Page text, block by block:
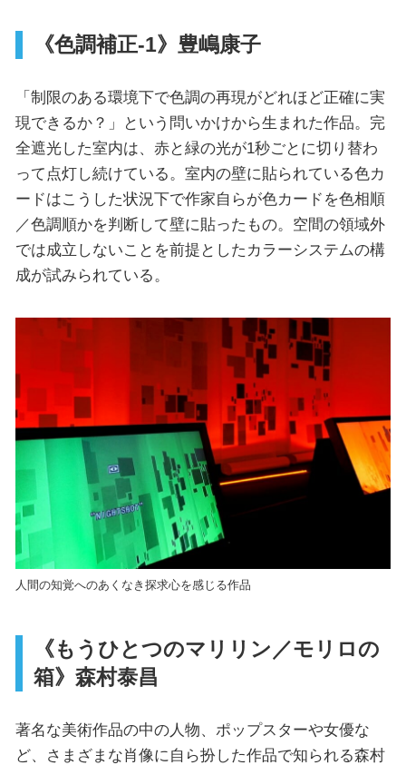
《色調補正-1》豊嶋康子
「制限のある環境下で色調の再現がどれほど正確に実
現できるか？」という問いかけから生まれた作品。完
全遮光した室内は、赤と緑の光が1秒ごとに切り替わ
って点灯し続けている。室内の壁に貼られている色カ
ードはこうした状況下で作家自らが色カードを色相順
／色調順かを判断して壁に貼ったもの。空間の領域外
では成立しないことを前提としたカラーシステムの構
成が試みられている。
人間の知覚へのあくなき探求心を感じる作品
《もうひとつのマリリン／モリロの
箱》森村泰昌
著名な美術作品の中の人物、ポップスターや女優な
ど、さまざまな肖像に自ら扮した作品で知られる森村